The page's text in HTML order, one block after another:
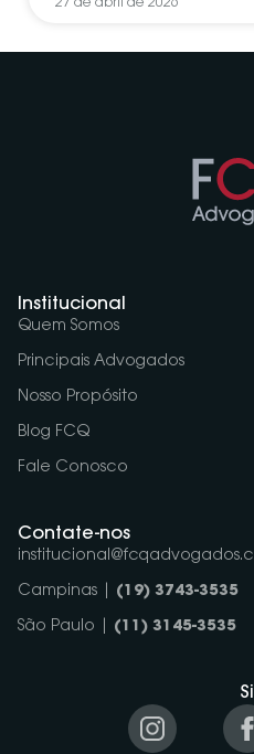
27 de abril de 2026
Institucional
Quem Somos
Principais Advogados
Nosso Propósito
Blog FCQ
Fale Conosco
Contate-nos
Campinas | (19) 3743-3535
São Paulo | (11) 3145-3535